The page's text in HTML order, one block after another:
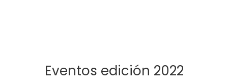
Eventos edición 2022